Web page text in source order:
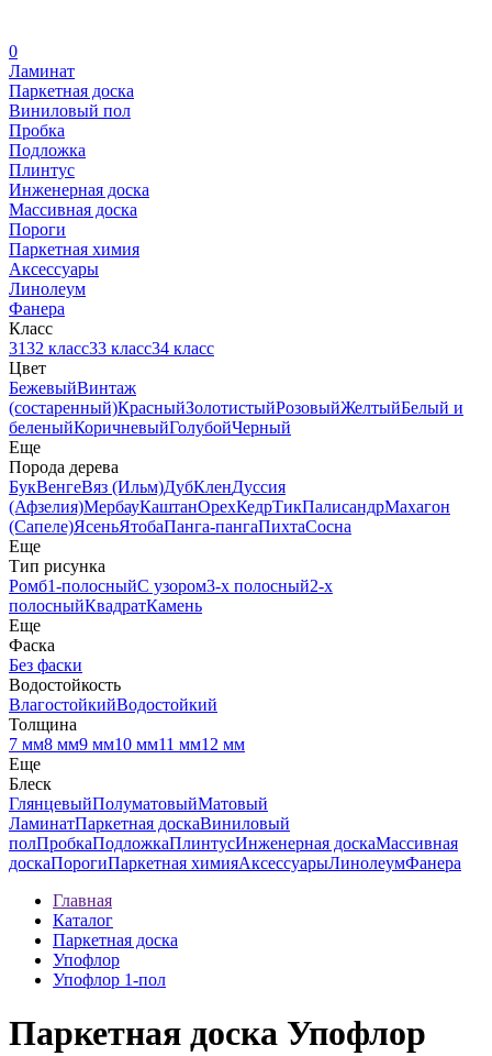
0
Ламинат
Паркетная доска
Виниловый пол
Пробка
Подложка
Плинтус
Инженерная доска
Массивная доска
Пороги
Паркетная химия
Аксессуары
Линолеум
Фанера
Класс
3132 класс33 класс34 класс
Цвет
БежевыйВинтаж
(состаренный)КрасныйЗолотистыйРозовыйЖелтыйБелый и
беленыйКоричневыйГолубойЧерный
Еще
Порода дерева
БукВенгеВяз (Ильм)ДубКленДуссия
(Афзелия)МербауКаштанОрехКедрТикПалисандрМахагон
(Сапеле)ЯсеньЯтобаПанга-пангаПихтаСосна
Еще
Тип рисунка
Ромб1-полосныйС узором3-х полосный2-х
полосныйКвадратКамень
Еще
Фаска
Без фаски
Водостойкость
ВлагостойкийВодостойкий
Толщина
7 мм8 мм9 мм10 мм11 мм12 мм
Еще
Блеск
ГлянцевыйПолуматовыйМатовый
ЛаминатПаркетная доскаВиниловый
полПробкаПодложкаПлинтусИнженерная доскаМассивная
доскаПорогиПаркетная химияАксессуарыЛинолеумФанера
Главная
Каталог
Паркетная доска
Упофлор
Упофлор 1-пол
Паркетная доска Упофлор